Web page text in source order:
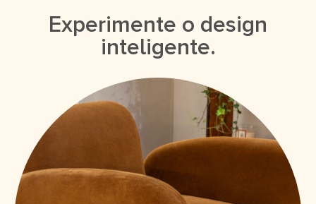
Experimente o design
inteligente.